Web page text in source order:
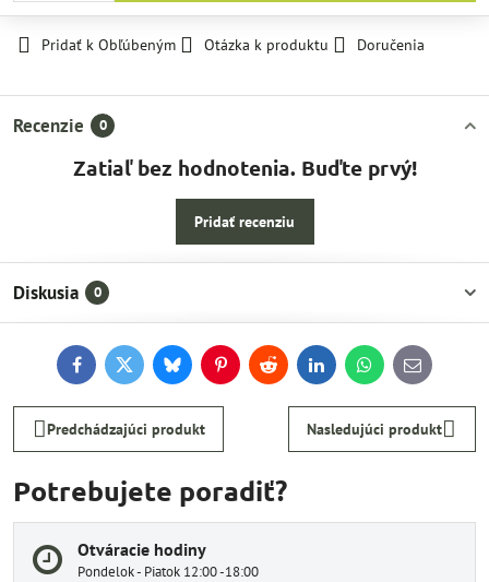
Pridať k Obľúbeným Otázka k produktu Doručenia
Recenzie 0
Zatiaľ bez hodnotenia. Buďte prvý!
Pridať recenziu
Diskusia 0
FacebookTwitterBlueskyPinterestReddit LinkedInWhatsApp
E-
mail
Predchádzajúci produkt Nasledujúci produkt
Potrebujete poradiť?
Otváracie hodiny
Pondelok - Piatok 12:00 -18:00